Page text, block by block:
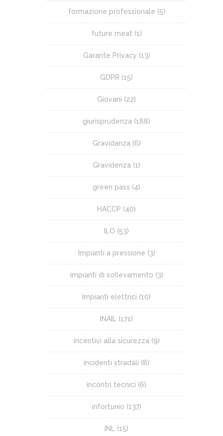
formazione professionale (5)
future meat (1)
Garante Privacy (13)
GDPR (15)
Giovani (22)
giurisprudenza (188)
Gravidanza (6)
Gravidenza (1)
green pass (4)
HACCP (40)
ILO (53)
Impianti a pressione (3)
impianti di sollevamento (3)
Impianti elettrici (10)
INAIL (171)
incentivi alla sicurezza (9)
incidenti stradali (8)
incontri tecnici (6)
infortunio (137)
INL (15)